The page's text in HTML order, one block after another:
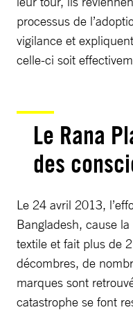
processus de
vigilance et
celle-ci soit
Le Rana
des
Le 24 avril 2013,
Bangladesh, cause
textile et fait plus de
décombres, de
marques sont
catastrophe se font